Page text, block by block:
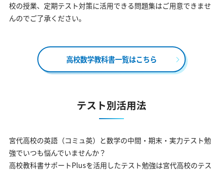
校の授業、定期テスト対策に活用できる問題集はご用意できませ
んのでご了承ください。
高校数学教科書一覧はこちら
テスト別活用法
宮代高校の英語（コミュ英）と数学の中間・期末・実力テスト勉
強でいつも悩んでいませんか？
高校教科書サポートPlusを活用したテスト勉強は宮代高校のテス